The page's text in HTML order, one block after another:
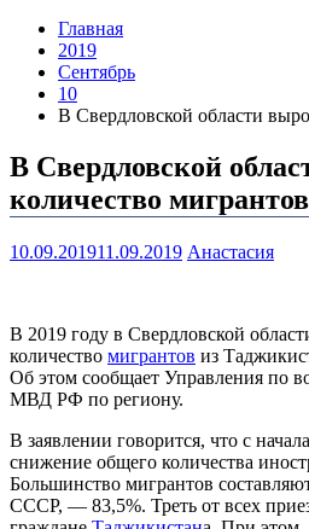
Главная
2019
Сентябрь
10
В Свердловской области
В Свердловской
количество мигрантов
10.09.201911.09.2019 Анастасия
В 2019 году в Свердловской
количество мигрантов из
Об этом сообщает Управления по
МВД РФ по региону.
В заявлении говорится, что с
снижение общего количества
Большинство мигрантов
СССР, — 83,5%. Треть от всех